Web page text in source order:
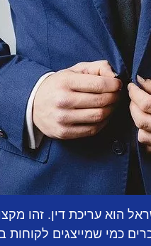
הוא עריכת דין. זהו
כמי שמייצגים